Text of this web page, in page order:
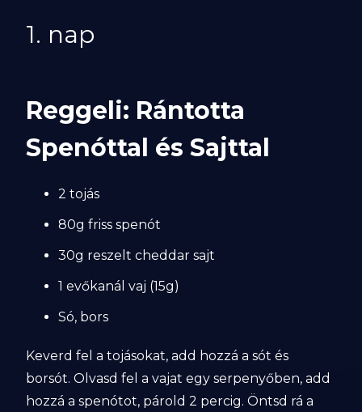
1. nap
Reggeli: Rántotta
Spenóttal és Sajttal
2 tojás
80g friss spenót
30g reszelt cheddar sajt
1 evőkanál vaj (15g)
Só, bors
Keverd fel a tojásokat, add hozzá a sót és
borsót. Olvasd fel a vajat egy serpenyőben, add
hozzá a spenótot, párold 2 percig. Öntsd rá a